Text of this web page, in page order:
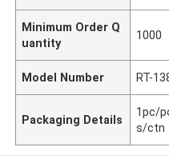
Minimum Order Q
uantity
1000
Model Number RT-
Packaging Details
1pc/
s/ctn